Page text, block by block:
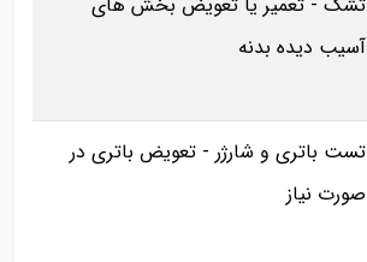
آسیب‌ دیده بدنه
تست باتری و شارژر - تعویض باتری در
صورت نیاز